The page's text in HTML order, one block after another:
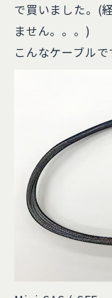
で買いました。(
ません。。。)
こんなケーブルで